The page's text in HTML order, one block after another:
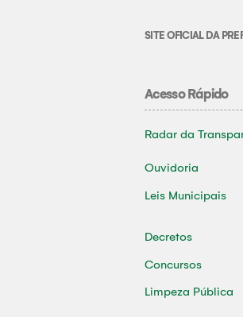
SITE OFICIAL DA
Acesso Rápido
Radar da
Ouvidoria
Leis Municipais
Decretos
Concursos
Limpeza Pública